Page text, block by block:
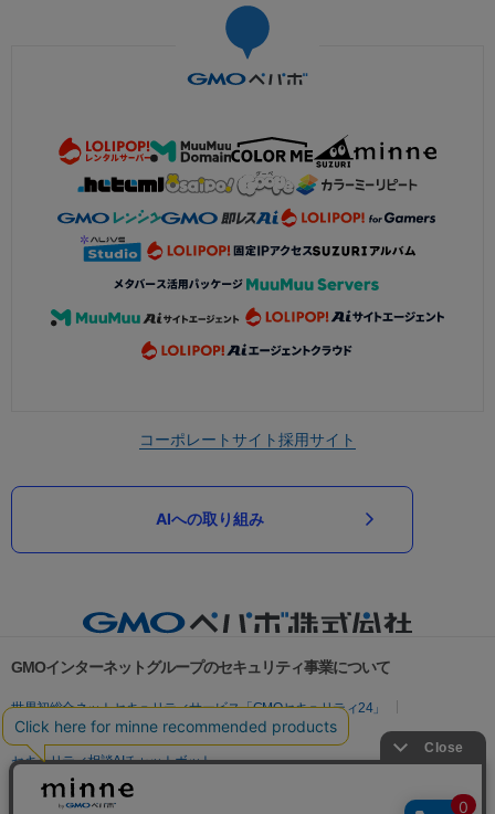
コーポレートサイト採用サイト
AIへの取り組み
GMOインターネットグループのセキュリティ事業について
世界初総合ネットセキュリティサービス「GMOセキュリティ24」
パスワード漏洩診断
Webサイトリスク診断
セキュリティ相談AIチャットボット
実在証明・盗聴対策